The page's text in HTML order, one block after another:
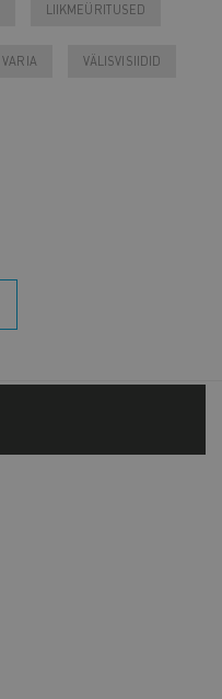
LIIKMEÜRITUSED
VARIA VÄLISVISIIDID